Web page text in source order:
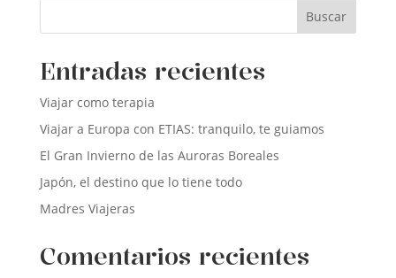
Buscar
Entradas recientes
Viajar como terapia
Viajar a Europa con ETIAS: tranquilo, te guiamos
El Gran Invierno de las Auroras Boreales
Japón, el destino que lo tiene todo
Madres Viajeras
Comentarios recientes